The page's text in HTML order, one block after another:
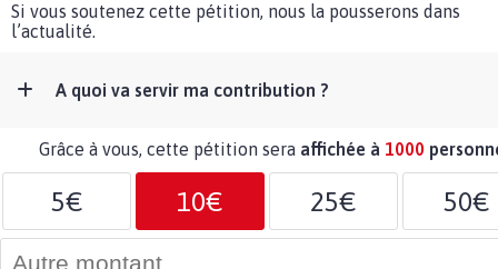
Si vous soutenez cette pétition, nous la pousserons dans
l’actualité.
A quoi va servir ma contribution ?
Grâce à vous, cette pétition sera affichée à 1000
5€ 10€ 25€ 50€